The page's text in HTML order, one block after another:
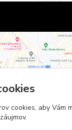
cookies, aby Vám